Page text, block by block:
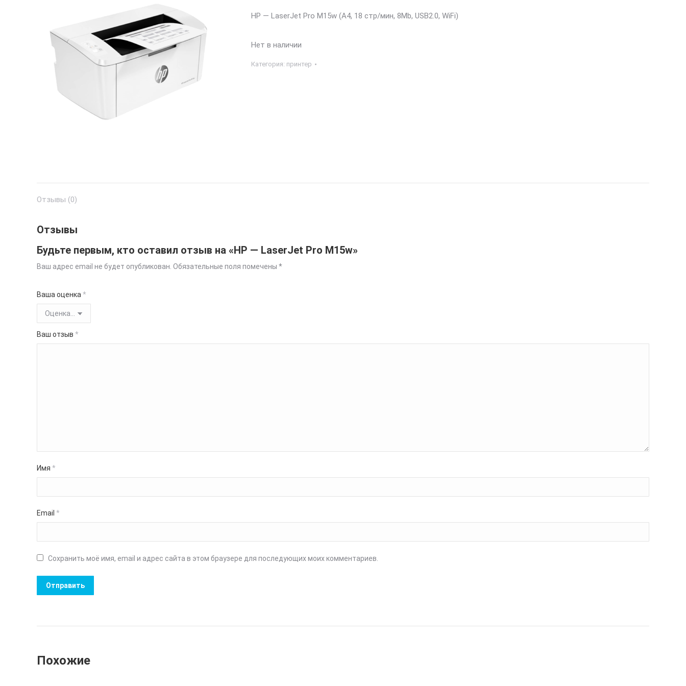
HP — LaserJet Pro M15w (A4, 18 стр/мин, 8Mb, USB2.0, WiFi)
Нет в наличии
Категория: принтер
Отзывы (0)
Отзывы
Будьте первым, кто оставил отзыв на «HP — LaserJet Pro M15w»
Ваш адрес email не будет опубликован. Обязательные поля помечены *
Ваша оценка *
Ваш отзыв *
Имя *
Email *
Сохранить моё имя, email и адрес сайта в этом браузере для последующих моих комментариев.
Похожие